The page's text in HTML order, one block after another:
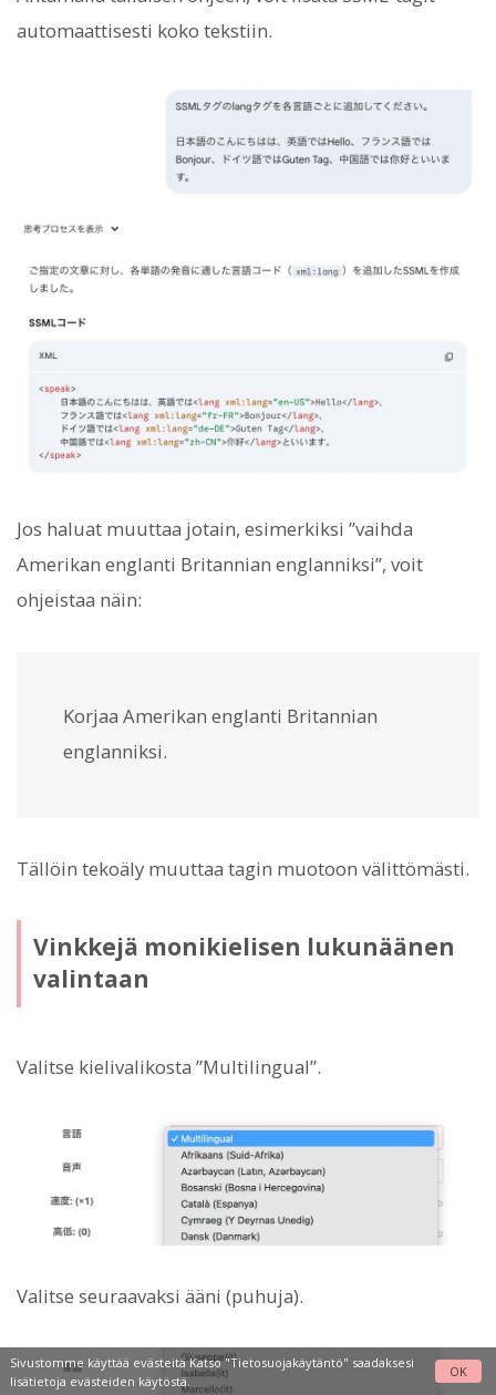
automaattisesti koko tekstiin.
Jos haluat muuttaa jotain, esimerkiksi ”vaihda
Amerikan englanti Britannian englanniksi”, voit
ohjeistaa näin:
Korjaa Amerikan englanti Britannian
englanniksi.
Tällöin tekoäly muuttaa tagin muotoon välittömästi.
Vinkkejä monikielisen lukunäänen
valintaan
Valitse kielivalikosta ”Multilingual”.
Valitse seuraavaksi ääni (puhuja).
Sivustomme käyttää evästeitä Katso"Tietosuojakäytäntö" saadaksesi
lisätietoja evästeiden käytöstä.
OK